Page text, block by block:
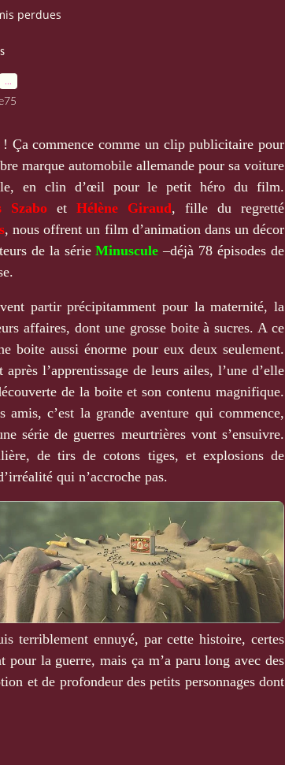
perdues
Ça commence comme un clip publicitaire pour
marque automobile allemande pour sa voiture
en clin d’œil pour le petit héro du film.
Szabo et Hélène Giraud, fille du regretté
, nous offrent un film d’animation dans un décor
de la sérieMinuscule–déjà 78 épisodes de
partir précipitamment pour la maternité, la
affaires, dont une grosse boite à sucres. A ce
boite aussi énorme pour eux deux seulement.
l’apprentissage de leurs ailes, l’une d’elle
de la boite et son contenu magnifique.
c’est la grande aventure qui commence,
série de guerres meurtrières vont s’ensuivre.
de tirs de cotons tiges, et explosions de
qui n’accroche pas.
terriblement ennuyé, par cette histoire, certes
pour la guerre, mais ça m’a paru long avec des
et de profondeur des petits personnages dont